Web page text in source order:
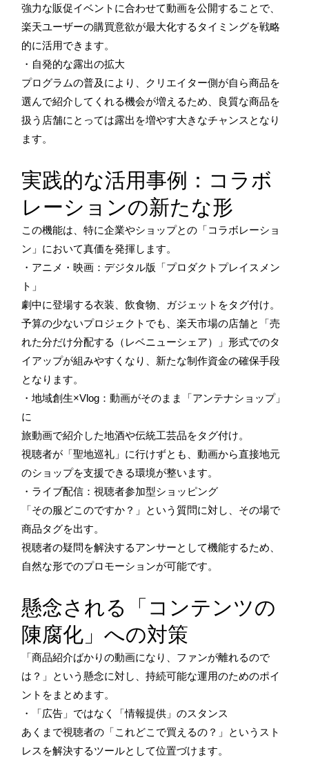
強力な販促イベントに合わせて動画を公開することで、
楽天ユーザーの購買意欲が最大化するタイミングを戦略
的に活用できます。
・自発的な露出の拡大
プログラムの普及により、クリエイター側が自ら商品を
選んで紹介してくれる機会が増えるため、良質な商品を
扱う店舗にとっては露出を増やす大きなチャンスとなり
ます。
実践的な活用事例：コラボ
レーションの新たな形
この機能は、特に企業やショップとの「コラボレーショ
ン」において真価を発揮します。
・アニメ・映画：デジタル版「プロダクトプレイスメン
ト」
劇中に登場する衣装、飲食物、ガジェットをタグ付け。
予算の少ないプロジェクトでも、楽天市場の店舗と「売
れた分だけ分配する（レベニューシェア）」形式でのタ
イアップが組みやすくなり、新たな制作資金の確保手段
となります。
・地域創生×Vlog：動画がそのまま「アンテナショップ」
に
旅動画で紹介した地酒や伝統工芸品をタグ付け。
視聴者が「聖地巡礼」に行けずとも、動画から直接地元
のショップを支援できる環境が整います。
・ライブ配信：視聴者参加型ショッピング
「その服どこのですか？」という質問に対し、その場で
商品タグを出す。
視聴者の疑問を解決するアンサーとして機能するため、
自然な形でのプロモーションが可能です。
懸念される「コンテンツの
陳腐化」への対策
「商品紹介ばかりの動画になり、ファンが離れるので
は？」という懸念に対し、持続可能な運用のためのポイ
ントをまとめます。
・「広告」ではなく「情報提供」のスタンス
あくまで視聴者の「これどこで買えるの？」というスト
レスを解決するツールとして位置づけます。